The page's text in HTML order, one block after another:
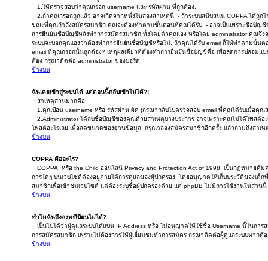
1.ให้ตรวจสอบว่าคุณกรอก username และ รหัสผ่าน ที่ถูกต้อง.
2.ถ้าคุณกรอกถูกแล้ว อาจเกิดจากหนึ่งในสองสาเหตุนี้. - ถ้าระบบสนับสนุน COPPA ได้ถู
ขณะที่คุณกำลังสมัครสมาชิก คุณจะต้องทำตามขั้นตอนที่คุณได้รับ. - อาจเป็นเพราะชื่อบัญชี
การยืนยันชื่อบัญชีหลังทำการสมัครสมาชิก ทั้งโดยตัวคุณเอง หรือโดย administrator คุณจึง
ระบบจะบอกคุณเองว่าต้องทำการยืนยันชื่อบัญชีหรือไม่. ถ้าคุณได้รับ email ก็ให้ทำตามขั้น
email ที่คุณกรอกนั้นถูกต้อง? เหตุผลเดียวที่ต้องทำการยืนยันชื่อบัญชีคือ เพื่อลดการปลอมแ
ต้อง กรุณาติดต่อ administrator ของบอร์ด.
ข้างบน
ฉันเคยเข้าสู่ระบบได้ แต่ตอนนี้กลับเข้าไม่ได้?!
สาเหตุส่วนมากคือ
1.คุณป้อน username หรือ รหัสผ่าน ผิด (กรุณากลับไปตรวจสอบ email ที่คุณได้รับเมื่อคุณ
2.Administrator ได้ลบชื่อบัญชีของคุณด้วยสาเหตุบางประการ อาจเพราะคุณไม่ได้โพสต์อ
โพสต์อะไรเลย เพื่อลดขนาดของฐานข้อมูล. กรุณาลองสมัครสมาชิกอีกครั้ง แล้วถามถึงสาเห
ข้างบน
COPPA คืออะไร?
COPPA, หรือ the Child ออนไลน์ Privacy and Protection Act of 1998, เป็นกฏหมายคุ้
การใดๆ บนเวบไซต์ต้องอยู่ภายใต้การดูแลของผู้ปกครอง, โดยอนุญาตให้เก็บประวัติของเด็
สมาชิกเพื่อเข้าชมเวบไซต์ แต่ต้องระบุชื่อผู้ปกครองด้วย แต่ phpBB ไม่มีการใช้งานในส่วนนี้
ข้างบน
ทำไมฉันถึงลงทะเีบียนไม่ได้?
เป็นไปได้ว่าผู้ดูแลระบบได้แบน IP Address หรือ ไม่อนุญาตให้ใช้ชื่อ Username นี้ในการ
การสมัครสมาชิก เพราะไม่ต้องการให้ผู้เยี่ยมชมทำการสมัคร กรุณาติดต่อผู็ดูแลระบบหากต้
ข้างบน